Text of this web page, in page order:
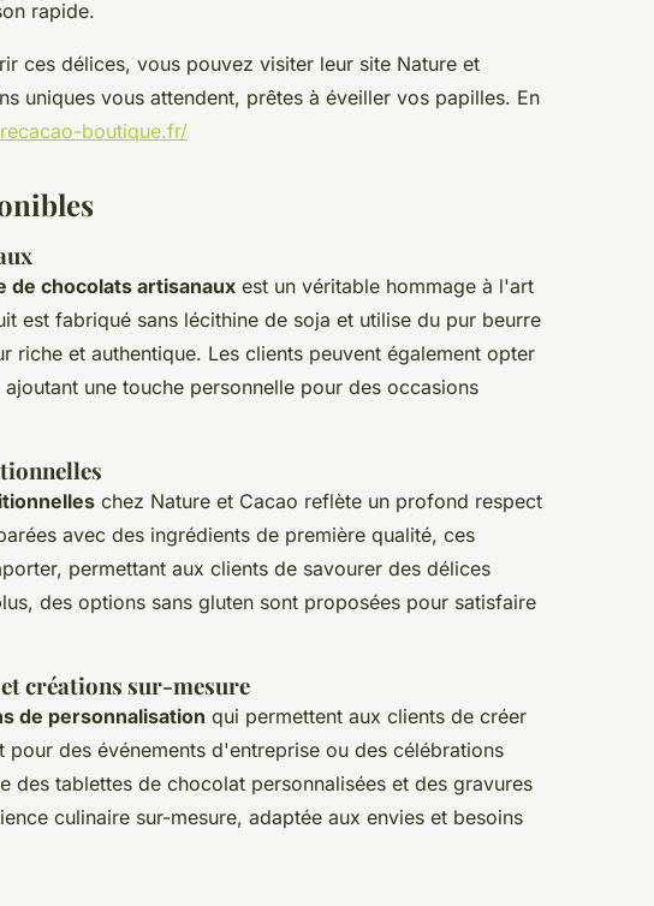
rapide.
ces délices, vous pouvez visiter leur site Nature et
uniques vous attendent, prêtes à éveiller vos papilles. En
boutique.fr/
de chocolats artisanaux est un véritable hommage à l'art
est fabriqué sans lécithine de soja et utilise du pur beurre
riche et authentique. Les clients peuvent également opter
ajoutant une touche personnelle pour des occasions
chez Nature et Cacao reflète un profond respect
avec des ingrédients de première qualité, ces
permettant aux clients de savourer des délices
des options sans gluten sont proposées pour satisfaire
créations sur-mesure
de personnalisation qui permettent aux clients de créer
pour des événements d'entreprise ou des célébrations
des tablettes de chocolat personnalisées et des gravures
culinaire sur-mesure, adaptée aux envies et besoins